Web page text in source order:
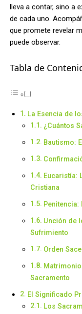
lleva a contar, sino a
de cada uno.
que promete revelar
puede observar.
Tabla de
La Esencia de
¿Cuántos
Bautismo:
Eucaristía:
Cristiana
Penitencia:
Unción de
Sufrimiento
Orden
Sacramento
El Significado
Los